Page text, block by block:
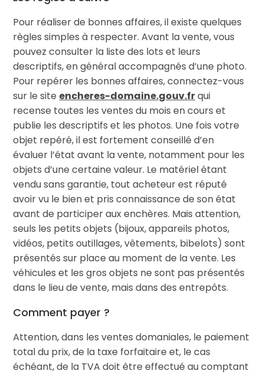
Pour réaliser de bonnes affaires, il existe quelques
règles simples à respecter. Avant la vente, vous
pouvez consulter la liste des lots et leurs
descriptifs, en général accompagnés d’une photo.
Pour repérer les bonnes affaires, connectez-vous
sur le site encheres-domaine.gouv.frqui
recense toutes les ventes du mois en cours et
publie les descriptifs et les photos. Une fois votre
objet repéré, il est fortement conseillé d’en
évaluer l’état avant la vente, notamment pour les
objets d’une certaine valeur. Le matériel étant
vendu sans garantie, tout acheteur est réputé
avoir vu le bien et pris connaissance de son état
avant de participer aux enchères. Mais attention,
seuls les petits objets (bijoux, appareils photos,
vidéos, petits outillages, vêtements, bibelots) sont
présentés sur place au moment de la vente. Les
véhicules et les gros objets ne sont pas présentés
dans le lieu de vente, mais dans des entrepôts.
Comment payer ?
Attention, dans les ventes domaniales, le paiement
total du prix, de la taxe forfaitaire et, le cas
échéant, de la TVA doit être effectué au comptant